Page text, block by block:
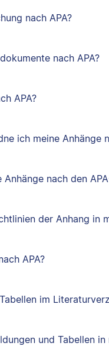
nach APA?
nach APA?
APA?
ich meine Anhänge
nach den
der Anhang in
APA?
im
und Tabellen in